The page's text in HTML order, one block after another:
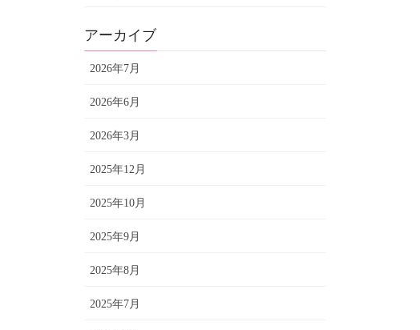
アーカイブ
2026年7月
2026年6月
2026年3月
2025年12月
2025年10月
2025年9月
2025年8月
2025年7月